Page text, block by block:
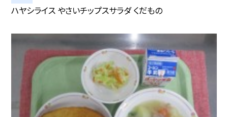
ハヤシライス やさいチップスサラダ くだもの